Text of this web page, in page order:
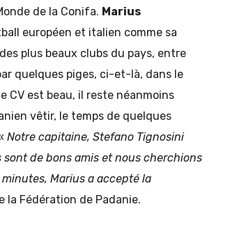
de la Conifa. Marius
européen et italien comme sa
plus beaux clubs du pays, entre
quelques piges, ci-et-là, dans le
CV est beau, il reste néanmoins
vêtir, le temps de quelques
Notre capitaine, Stefano Tignosini
sont de bons amis et nous cherchions
Marius a accepté la
la Fédération de Padanie.